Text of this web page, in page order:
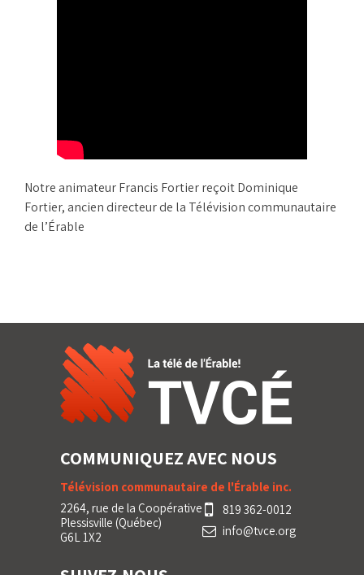
Notre animateur Francis Fortier reçoit Dominique
Fortier, ancien directeur de la Télévision communautaire
de l’Érable
COMMUNIQUEZ AVEC NOUS
Télévision communautaire de l'Érable inc.
2264, rue de la Coopérative
Plessisville (Québec)
G6L 1X2
819 362-0012
info@tvce.org